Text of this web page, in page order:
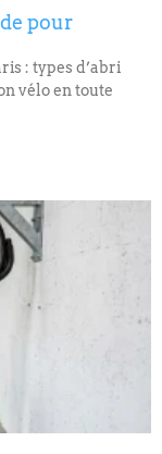
pour
: types d’abri
vélo en toute